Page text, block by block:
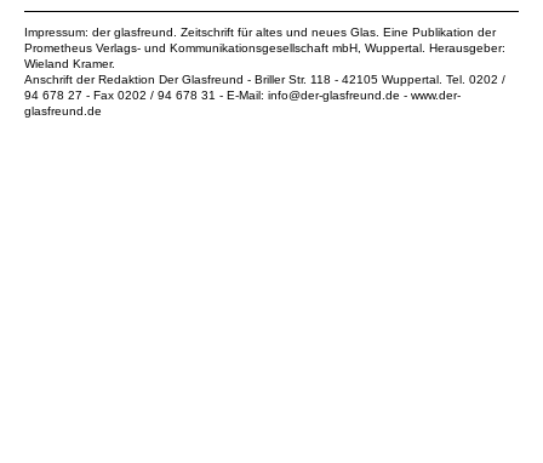
Impressum: der glasfreund. Zeitschrift für altes und neues Glas. Eine Publikation der
Prometheus Verlags- und Kommunikationsgesellschaft mbH , Wuppertal. Herausgeber:
Wieland Kramer.
Anschrift der Redaktion Der Glasfreund - Briller Str. 118 - 42105 Wuppertal. Tel. 0202 /
94 678 27 - Fax 0202 / 94 678 31 - E-Mail: info@der-glasfreund.de - www.der-
glasfreund.de